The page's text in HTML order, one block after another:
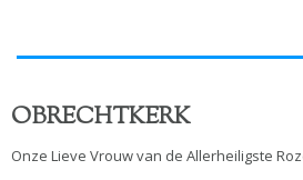
OBRECHTKERK
Onze Lieve Vrouw van de Allerheiligste